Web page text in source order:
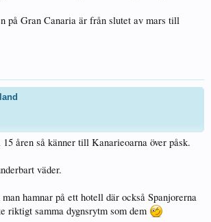
på Gran Canaria är från slutet av mars till
åren så känner till Kanarieoarna över påsk.
väder.
hamnar på ett hotell där också Spanjorerna
riktigt samma dygnsrytm som dem